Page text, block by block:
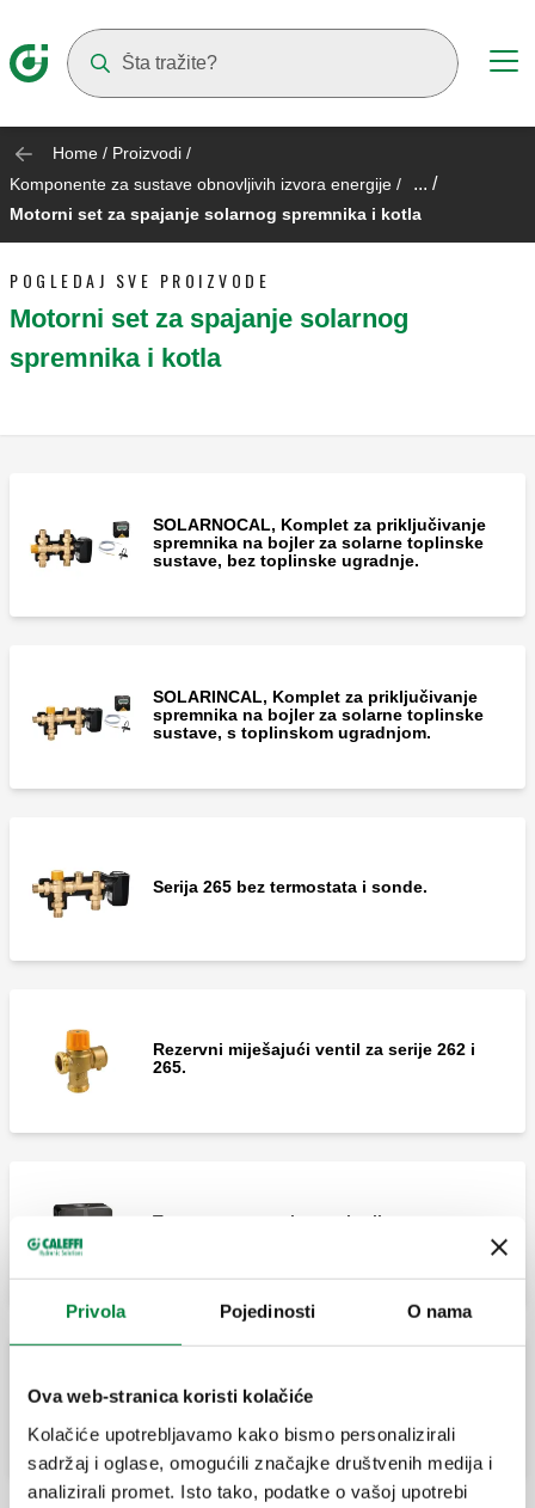
Privola Pojedinosti O nama
Ova web-stranica koristi kolačiće
Kolačiće upotrebljavamo kako bismo personalizirali
sadržaj i oglase, omogućili značajke društvenih medija i
analizirali promet. Isto tako, podatke o vašoj upotrebi
Home / Proizvodi /
Komponente za sustave obnovljivih izvora energije / ... /
Motorni set za spajanje solarnog spremnika i kotla
POGLEDAJ SVE PROIZVODE
Motorni set za spajanje solarnog
spremnika i kotla
SOLARNOCAL, Komplet za priključivanje
spremnika na bojler za solarne toplinske
sustave, bez toplinske ugradnje.
SOLARINCAL, Komplet za priključivanje
spremnika na bojler za solarne toplinske
sustave, s toplinskom ugradnjom.
Serija 265 bez termostata i sonde.
Rezervni miješajući ventil za serije 262 i
265.
Termostat sa zaslonom i prikazom
Kutija za uključivanje s tri releja.